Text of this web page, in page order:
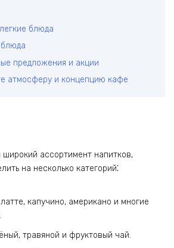
блюда
предложения и акции
атмосферу и концепцию кафе
широкий ассортимент напитков,
на несколько категорий⁚
капучино, американо и многие
травяной и фруктовый чай.